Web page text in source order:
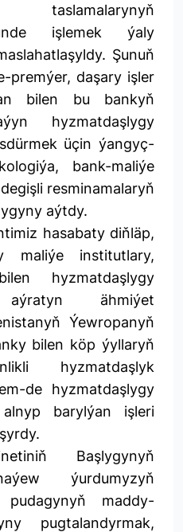
taslamalarynyň
işlemek ýaly
Şunuň
premýer, daşary işler
bilen bu bankyň
hyzmatdaşlygy
üçin ýangyç-
bank-maliýe
resminamalaryň
aýtdy.
hasabaty diňläp,
maliýe institutlary,
hyzmatdaşlygy
aýratyn ähmiýet
Ýewropanyň
bilen köp ýyllaryň
hyzmatdaşlyk
de hyzmatdaşlygy
barylýan işleri
Başlygynyň
ýurdumyzyň
maddy-
pugtalandyrmak,